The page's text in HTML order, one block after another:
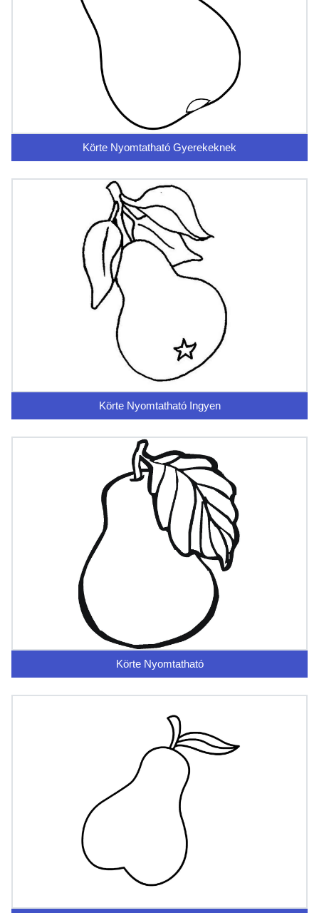
Körte Nyomtatható Gyerekeknek
Körte Nyomtatható Ingyen
Körte Nyomtatható